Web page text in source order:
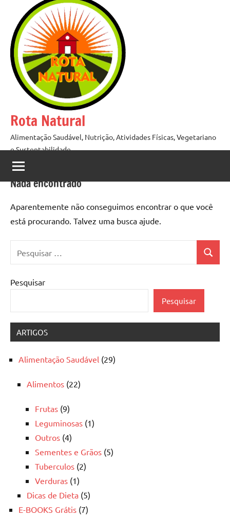
conteúdo
Rota Natural
Alimentação Saudável, Nutrição, Atividades Físicas, Vegetariano
e Sustentabilidade
Nada encontrado
Aparentemente não conseguimos encontrar o que você
está procurando. Talvez uma busca ajude.
por:
Pesquisar
Pesquisar
ARTIGOS
Alimentação Saudável (29)
Alimentos (22)
Frutas (9)
Leguminosas (1)
Outros (4)
Sementes e Grãos (5)
Tuberculos (2)
Verduras (1)
Dicas de Dieta (5)
E-BOOKS Grátis (7)